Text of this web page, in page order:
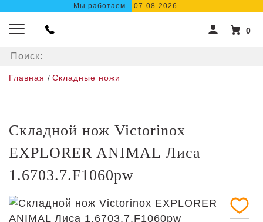
Мы работаем 07-08-2026
0
Главная / Складные ножи
Складной нож Victorinox
EXPLORER ANIMAL Лиса
1.6703.7.F1060pw